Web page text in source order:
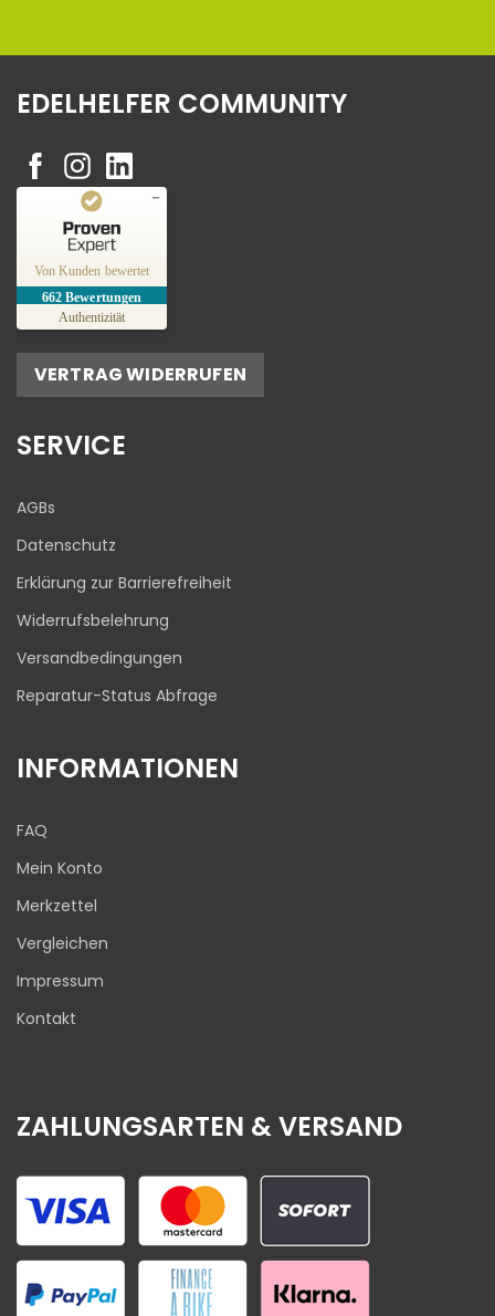
EDELHELFER COMMUNITY
Von Kunden bewertet
662 Bewertungen
Authentizität
Kundenbewertungen und Erfahrungen zu
SEHR GUT
4,81
/
5,00
Bewertungen von
1
anderen Quelle
VERTRAG WIDERRUFEN
SERVICE
AGBs
Datenschutz
Erklärung zur Barrierefreiheit
Widerrufsbelehrung
Versandbedingungen
Reparatur-Status Abfrage
INFORMATIONEN
FAQ
Mein Konto
Merkzettel
Vergleichen
Impressum
Kontakt
ZAHLUNGSARTEN & VERSAND